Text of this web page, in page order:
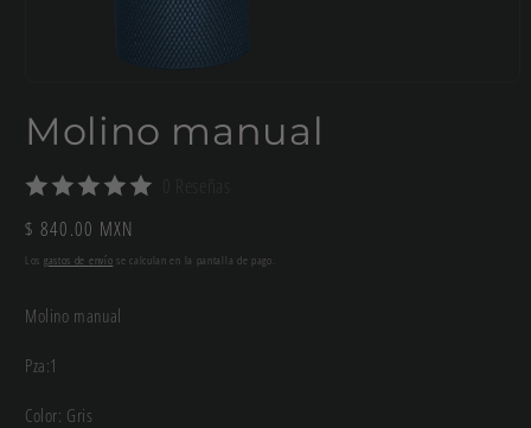
multimedia
1
una
ventana
Molino manual
Precio
habitual
$ 840.00 MXN
Los gastos de envío se calculan en la pantalla de pago.
Molino manual
Pza:1
Color: Gris